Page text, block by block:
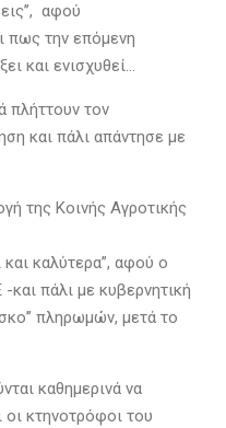
αφού
πως την επόμενη
και ενισχυθεί…
πλήττουν τον
και πάλι απάντησε με
της Κοινής Αγροτικής
καλύτερα’’, αφού ο
και πάλι με κυβερνητική
πληρωμών, μετά το
καθημερινά να
οι κτηνοτρόφοι του